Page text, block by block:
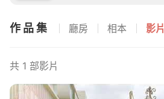
作品集 廳房 相本 影片
共 1 部影片